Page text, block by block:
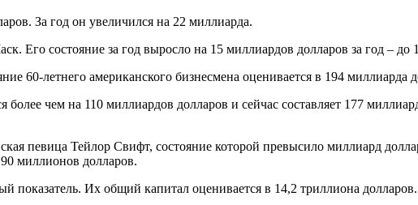
За год он увеличился на 22 миллиарда.
Его состояние за год выросло на 15 миллиардов долларов за год – до
60-летнего американского бизнесмена оценивается в 194 миллиарда
чем на 110 миллиардов долларов и сейчас составляет 177
певица Тейлор Свифт, состояние которой превысило миллиард
миллионов долларов.
показатель. Их общий капитал оценивается в 14,2 триллиона долларов.